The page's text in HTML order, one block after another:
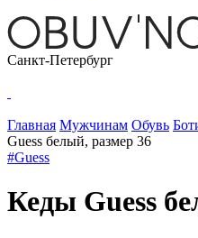
Санкт-Петербург
Главная Мужчинам Обувь
Guess белый, размер 36
#Guess
Кеды Guess